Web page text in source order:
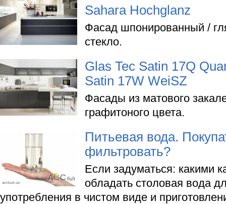
Sahara Hochglanz
Фасад шпонированный /
стекло.
Glas Tec Satin 17Q
Satin 17W WeiSZ
Фасады из матового
графитоного цвета.
Питьевая вода.
фильтровать?
Если задуматься: какими
обладать столовая вода
употребления в чистом виде и